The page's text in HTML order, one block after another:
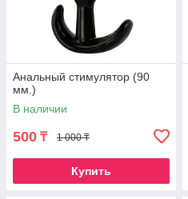
Анальный стимулятор (90
мм.)
В наличии
500 ₸ 1 000 ₸
Купить